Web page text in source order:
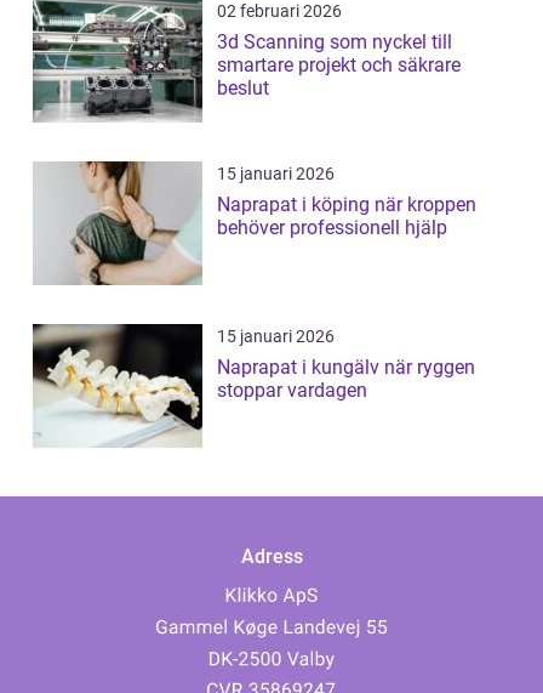
02 februari 2026
3d Scanning som nyckel till
smartare projekt och säkrare
beslut
15 januari 2026
Naprapat i köping när kroppen
behöver professionell hjälp
15 januari 2026
Naprapat i kungälv när ryggen
stoppar vardagen
Adress